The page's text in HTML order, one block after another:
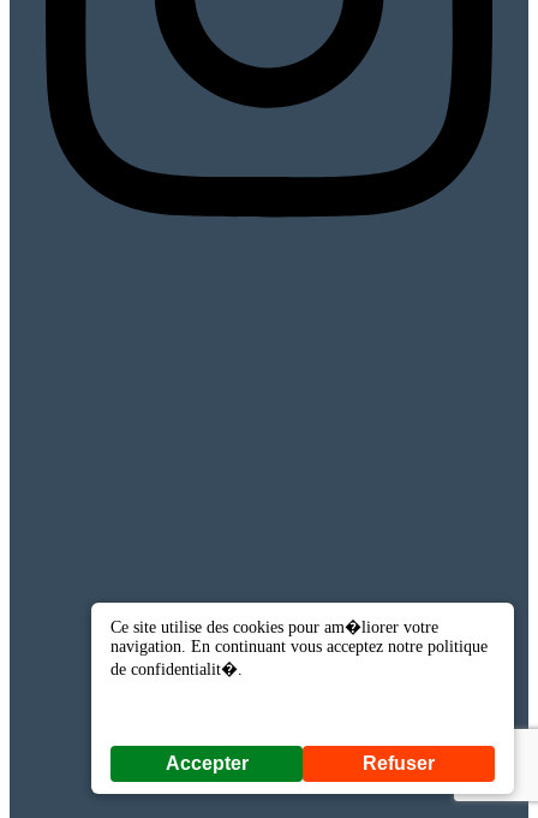
Ce site utilise des cookies pour am�liorer votre
navigation. En continuant vous acceptez notre politique
de confidentialit�.
Accepter Refuser